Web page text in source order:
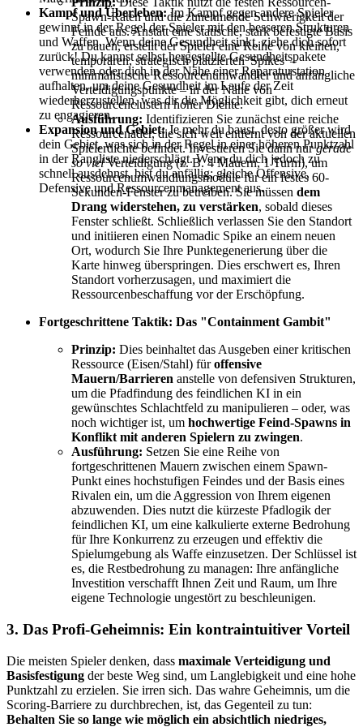
Kampf und Überleben:Im Kampf gegen andere Spieler
gewinnt in der Regel der Spieler mit den besseren Strukturen
und Waffen. Wenn deine Gesundheit sinkt, ziehe dich sofort
zurück! Du kannst selbst hergestellte Gesundheitspakete
verwenden oder dich in der Nähe einer Reparaturstation
aufhalten, um deine Gesundheit im Laufe der Zeit
wiederherzustellen, was dir die Möglichkeit gibt, dich erneut
zu engagieren.
Expansion und Gebiet:Je mehr du baust, desto größer wird
dein Gebiet, was sich in der Regel in einer höheren Punktzahl
in der Rangliste niederschlägt. Wenn du dich jedoch zu
schnell ausdehnst, bist du anfällig; gleiche Offensive,
Defensive und Ressourcenmanagement aus.
Spawn-Raten und die zunehmende Schwierigkeit der
Feinde aus. Anstatt eine statische, stark befestigte Basis
zu bauen, erstellt der Spieler eine Reihe von kleinen,
temporären, strategisch platzierten 'Spikes' –
minimalistische Ressourcenumwandler und anfängliche
Verteidigungspunkte – in der Nähe von
Ressourcenclustern hoher Dichte.
Ausführung: Identifizieren Sie zunächst eine reiche
Ressourcenader, die sich weit entfernt von der aktuellen
Spielerdichte befindet. Investieren Sie dann nurgerade
so vielVerteidigung (z. B. 4 Mauern, 1 Turm), um
Ressourcenumwandlungsmodule für ein festes 60-
Sekunden-Fenster zu betreiben. Sie müssen dem
Drang widerstehen, zu verstärken, sobald dieses
Fenster schließt. Schließlich verlassen Sie den Standort
und initiieren einen Nomadic Spike an einem neuen
Ort, wodurch Sie Ihre Punktegenerierung über die
Karte hinweg überspringen. Dies erschwert es, Ihren
Standort vorherzusagen, und maximiert die
Ressourcenbeschaffung vor der Erschöpfung.
Fortgeschrittene Taktik: Das "Containment Gambit"
Prinzip: Dies beinhaltet das Ausgeben einer kritischen
Ressource (Eisen/Stahl) füroffensive
Mauern/Barrieren anstelle von defensiven Strukturen,
um die Pfadfindung des feindlichen KI in ein
gewünschtes Schlachtfeld zu manipulieren – oder, was
noch wichtiger ist, um hochwertige Feind-Spawns in
Konflikt mit anderen Spielern zu zwingen.
Ausführung: Setzen Sie eine Reihe von
fortgeschrittenen Mauern zwischen einem Spawn-
Punkt eines hochstufigen Feindes und der Basis eines
Rivalen ein, um die Aggression von Ihrem eigenen
abzuwenden. Dies nutzt die kürzeste Pfadlogik der
feindlichen KI, um eine kalkulierte externe Bedrohung
für Ihre Konkurrenz zu erzeugen und effektiv die
Spielumgebung als Waffe einzusetzen. Der Schlüssel ist
es, die Restbedrohung zu managen: Ihre anfängliche
Investition verschafft Ihnen Zeit und Raum, um Ihre
eigene Technologie ungestört zu beschleunigen.
3. Das Profi-Geheimnis: Ein kontraintuitiver Vorteil
Die meisten Spieler denken, dass maximale Verteidigung und
Basisfestigung der beste Weg sind, um Langlebigkeit und eine hohe
Punktzahl zu erzielen. Sie irren sich. Das wahre Geheimnis, um die
Scoring-Barriere zu durchbrechen, ist, das Gegenteil zu tun:
Behalten Sie so lange wie möglich ein absichtlich niedriges,